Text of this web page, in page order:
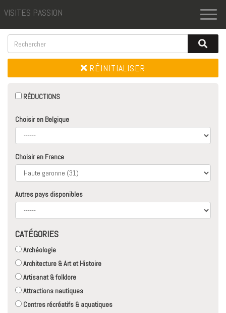
VISITES PASSION
RÉINITIALISER
RÉDUCTIONS
Choisir en Belgique
Choisir en France
Autres pays disponibles
CATÉGORIES
Archéologie
Architecture & Art et Histoire
Artisanat & folklore
Attractions nautiques
Centres récréatifs & aquatiques